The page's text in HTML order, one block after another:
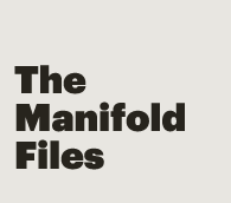
The Manifold Files